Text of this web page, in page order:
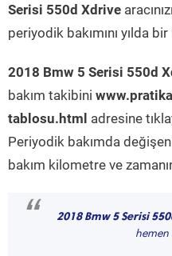
Serisi 550d Xdrive
periyodik bakımını yılda
2018 Bmw 5 Serisi 550d
bakım takibini
tablosu.html adresine
Periyodik bakımda
bakım kilometre ve
“ 2018 Bmw 5 Serisi
hemen